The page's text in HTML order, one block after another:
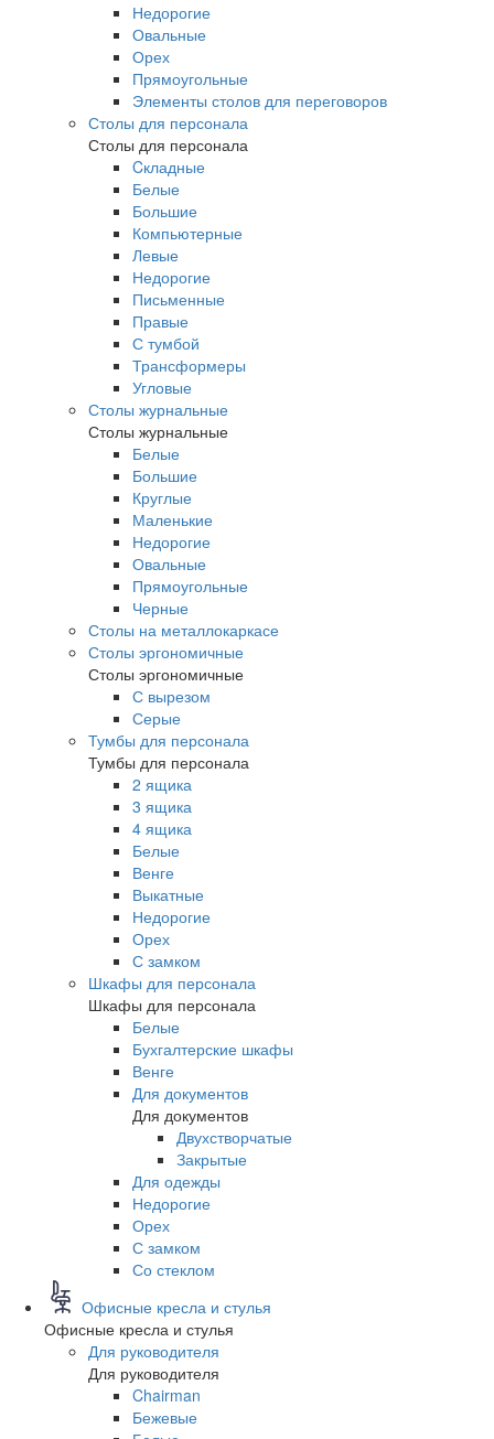
Недорогие
Овальные
Орех
Прямоугольные
Элементы столов для переговоров
Столы для персонала
Столы для персонала
Cкладные
Белые
Большие
Компьютерные
Левые
Недорогие
Письменные
Правые
С тумбой
Трансформеры
Угловые
Столы журнальные
Столы журнальные
Белые
Большие
Круглые
Маленькие
Недорогие
Овальные
Прямоугольные
Черные
Столы на металлокаркасе
Столы эргономичные
Столы эргономичные
С вырезом
Серые
Тумбы для персонала
Тумбы для персонала
2 ящика
3 ящика
4 ящика
Белые
Венге
Выкатные
Недорогие
Орех
С замком
Шкафы для персонала
Шкафы для персонала
Белые
Бухгалтерские шкафы
Венге
Для документов
Для документов
Двухстворчатые
Закрытые
Для одежды
Недорогие
Орех
С замком
Со стеклом
Офисные кресла и стулья
Офисные кресла и стулья
Для руководителя
Для руководителя
Chairman
Бежевые